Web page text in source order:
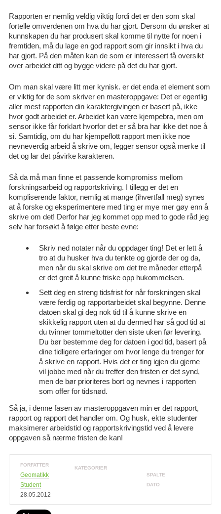
Rapporten er nemlig veldig viktig fordi det er den som skal
fortelle omverdenen om hva du har gjort. Dersom du ønsker at
kunnskapen du har produsert skal komme til nytte for noen i
fremtiden, må du lage en god rapport som gir innsikt i hva du
har gjort. På den måten kan de som er interessert få oversikt
over arbeidet ditt og bygge videre på det du har gjort.
Om man skal være litt mer kynisk. er det enda et element som
er viktig for de som skriver en masteroppgave: Det er egentlig
aller mest rapporten din karaktergivingen er basert på, ikke
hvor godt arbeidet er. Arbeidet kan være kjempebra, men om
sensor ikke får forklart hvorfor det er så bra har ikke det noe å
si. Samtidig, om du har kjempeflott rapport men ikke noe
nevneverdig arbeid å skrive om, legger sensor også merke til
det og lar det påvirke karakteren.
Så da må man finne et passende kompromiss mellom
forskningsarbeid og rapportskriving. I tillegg er det en
kompliserende faktor, nemlig at mange (ihvertfall meg) synes
at å forske og eksperimentere med ting er mye mer gøy enn å
skrive om det! Derfor har jeg kommet opp med to gode råd jeg
selv har forsøkt å følge etter beste evne:
Skriv ned notater når du oppdager ting! Det er lett å
tro at du husker hva du tenkte og gjorde der og da,
men når du skal skrive om det tre måneder etterpå
er det greit å kunne friske opp hukommelsen.
Sett deg en streng tidsfrist for når forskningen skal
være ferdig og rapportarbeidet skal begynne. Denne
datoen skal gi deg nok tid til å kunne skrive en
skikkelig rapport uten at du dermed har så god tid at
du tvinner tommeltotter den siste uken før levering.
Du bør bestemme deg for datoen i god tid, basert på
dine tidligere erfaringer om hvor lenge du trenger for
å skrive en rapport. Hvis det er ting igjen du gjerne
vil jobbe med når du treffer den fristen er det synd,
men de bør prioriteres bort og nevnes i rapporten
som offer for tidsnød.
Så ja, i denne fasen av masteroppgaven min er det rapport,
rapport og rapport det handler om. Og husk, ekte studenter
maksimerer arbeidstid og rapportskrivingstid ved å levere
oppgaven så nærme fristen de kan!
FORFATTER
KATEGORIER
Geomatikk SPALTE
Student DATO
28.05.2012